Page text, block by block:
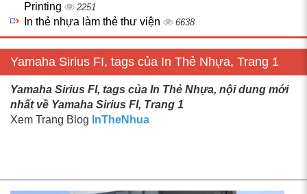
Printing
2251
In thẻ nhựa làm thẻ thư viện 6638
Yamaha Sirius FI, tags của In Thẻ Nhựa, Trang 1
Yamaha Sirius FI, tags của In Thẻ Nhựa, nội dung mới
nhất về Yamaha Sirius FI, Trang 1
Xem Trang Blog InTheNhua